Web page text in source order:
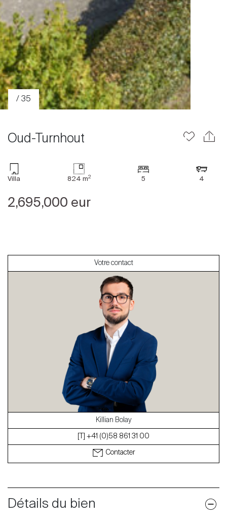
À propos
Nos experts
Contacter
Le blog
en
/ 35
Oud-Turnhout
Villa 824 m2 5 4
2,695,000 eur
Détails du bien
Votre contact
Killian Bolay
[T] +41 (0)58 861 31 00
Contacter